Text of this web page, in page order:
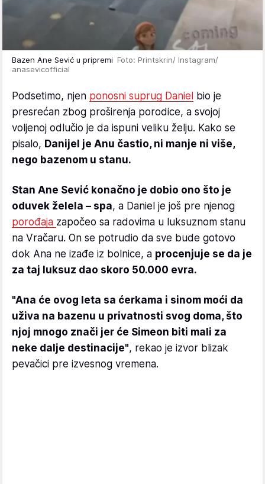
Bazen Ane Sević u pripremi Foto: Printskrin/ Instagram/
anasevicofficial
Podsetimo, njen ponosni suprug Daniel bio je
presrećan zbog proširenja porodice, a svojoj
voljenoj odlučio je da ispuni veliku želju. Kako se
pisalo, Danijel je Anu častio, ni manje ni više,
nego bazenom u stanu.
Stan Ane Sević konačno je dobio ono što je
oduvek želela – spa, a Daniel je još pre njenog
porođaja započeo sa radovima u luksuznom stanu
na Vračaru. On se potrudio da sve bude gotovo
dok Ana ne izađe iz bolnice, a procenjuje se da je
za taj luksuz dao skoro 50.000 evra.
"Ana će ovog leta sa ćerkama i sinom moći da
uživa na bazenu u privatnosti svog doma, što
njoj mnogo znači jer će Simeon biti mali za
neke dalje destinacije", rekao je izvor blizak
pevačici pre izvesnog vremena.